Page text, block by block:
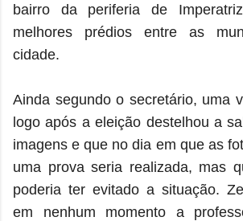
bairro da periferia de
melhores prédios entre as
cidade.
Ainda segundo o secretário, uma
logo após a eleição destelhou a
imagens e que no dia em que as
uma prova seria realizada, mas
poderia ter evitado a situação.
em nenhum momento a